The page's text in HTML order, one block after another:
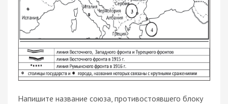
Напишите название союза, противостоявшего блоку